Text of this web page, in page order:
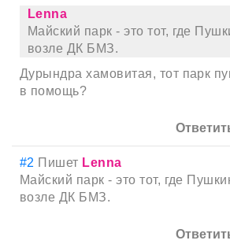
Lenna
Майский парк - это тот, где
возле ДК БМЗ.
Дурындра хамовитая, тот парк
в помощь?
#2 Пишет Lenna
Майский парк - это тот, где
возле ДК БМЗ.